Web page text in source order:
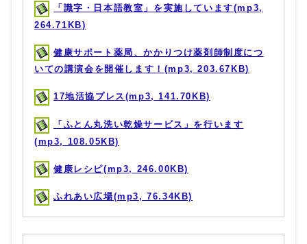
「識字・日本語教室」を実施しています(mp3,
264.71KB)
健康サポート薬局、かかりつけ薬剤師制度につ
いての講演会を開催します！(mp3, 203.67KB)
17地活協プレス(mp3, 141.70KB)
「ふとん丸洗い乾燥サービス」を行います
(mp3, 108.05KB)
健康レシピ(mp3, 246.00KB)
ふれあい広場(mp3, 76.34KB)